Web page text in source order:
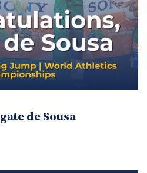
de Sousa